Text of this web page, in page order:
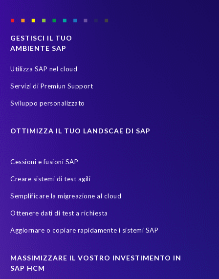
GESTISCI IL TUO
AMBIENTE SAP
Utilizza SAP nel cloud
Servizi di Premiun Support
Sviluppo personalizzato
OTTIMIZZA IL TUO LANDSCAE DI SAP
Cessioni e fusioni SAP
Creare sistemi di test agili
Semplificare la migreazione al cloud
Ottenere dati di test a richiesta
Aggiornare o copiare rapidamente i sistemi SAP
MASSIMIZZARE IL VOSTRO INVESTIMENTO IN
SAP HCM